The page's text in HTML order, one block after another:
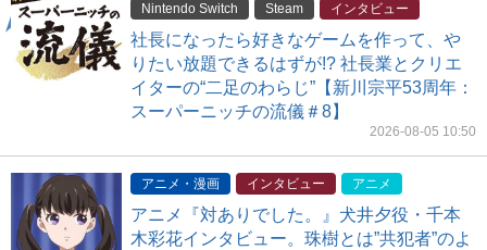
Nintendo Switch
Steam インタビュー
社長になったら好きなゲームを作って、や
りたい放題できるはずが!? 社長業とクリエ
イターの“二足のわらじ”【新川宗平53周年：
スーパーニッチの流儀＃8】
2026-08-05 10:50
アニメ・漫画 インタビュー アニメ
アニメ『対ありでした。』犬井夕役・千本
木彩花インタビュー。珠樹とは”共犯者”のよ